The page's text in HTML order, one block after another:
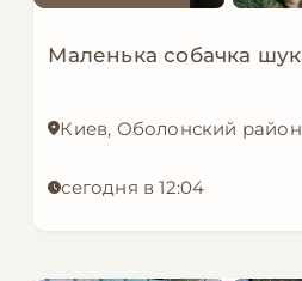
Киев, Оболонский район
сегодня в 12:04